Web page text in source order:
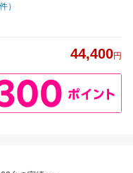
）
44,400円